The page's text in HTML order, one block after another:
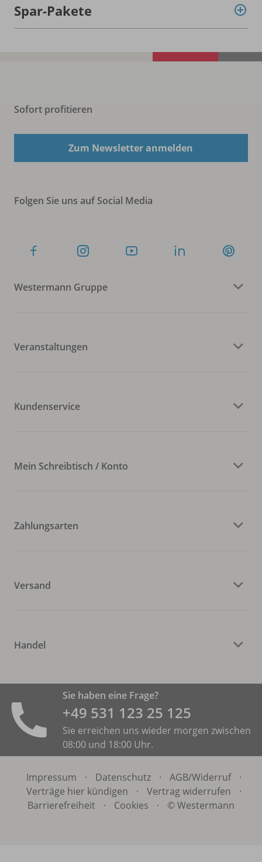
Spar-Pakete
Sofort profitieren
Zum Newsletter anmelden
Folgen Sie uns auf Social Media
Westermann Gruppe
Veranstaltungen
Kundenservice
Mein Schreibtisch / Konto
Zahlungsarten
Versand
Handel
Sie haben eine Frage?
+49 531 ­123 25 125
Sie erreichen uns wieder morgen zwischen
08:00 und 18:00 Uhr.
Impressum · Datenschutz · AGB/Widerruf
·
Verträge hier kündigen
· Vertrag widerrufen
·
Barrierefreiheit
· Cookies · © Westermann